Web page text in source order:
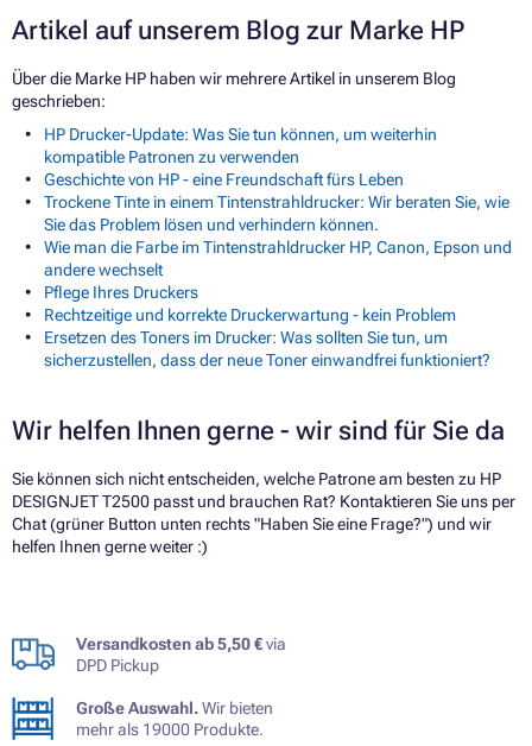
Artikel auf unserem Blog zur Marke HP
Über die Marke HP haben wir mehrere Artikel in unserem Blog
geschrieben:
HP Drucker-Update: Was Sie tun können, um weiterhin
kompatible Patronen zu verwenden
Geschichte von HP - eine Freundschaft fürs Leben
Trockene Tinte in einem Tintenstrahldrucker: Wir beraten Sie, wie
Sie das Problem lösen und verhindern können.
Wie man die Farbe im Tintenstrahldrucker HP, Canon, Epson und
andere wechselt
Pflege Ihres Druckers
Rechtzeitige und korrekte Druckerwartung - kein Problem
Ersetzen des Toners im Drucker: Was sollten Sie tun, um
sicherzustellen, dass der neue Toner einwandfrei funktioniert?
Wir helfen Ihnen gerne - wir sind für Sie da
Sie können sich nicht entscheiden, welche Patrone am besten zu HP
DESIGNJET T2500 passt und brauchen Rat? Kontaktieren Sie uns per
Chat (grüner Button unten rechts "Haben Sie eine Frage?") und wir
helfen Ihnen gerne weiter :)
Versandkosten ab 5,50 €via
DPD Pickup
Große Auswahl.Wir bieten
mehr als 19000 Produkte.